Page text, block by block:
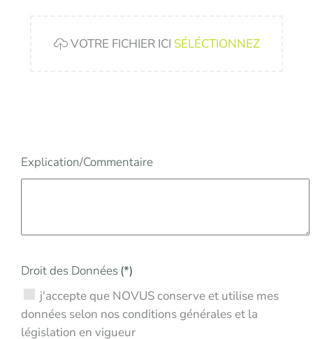
VOTRE FICHIER ICI SÉLÉCTIONNEZ
Explication/Commentaire
Droit des Données(*)
données selon nos conditions générales et la
législation en vigueur